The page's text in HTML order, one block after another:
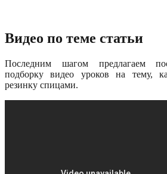
Видео по теме статьи
Последним шагом предлагаем
подборку видео уроков на тему,
резинку спицами.